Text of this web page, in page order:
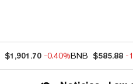
$1,901.70 -0.40%BNB $585.88 -